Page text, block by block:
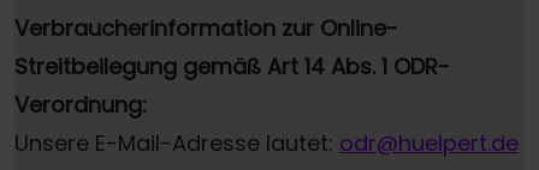
Verbraucherinformation zur Online-
Streitbeilegung gemäß Art 14 Abs. 1 ODR-
Verordnung:
Unsere E-Mail-Adresse lautet: odr@huelpert.de